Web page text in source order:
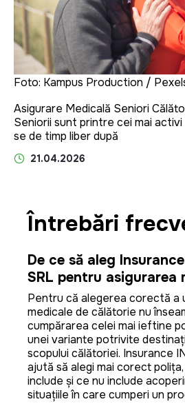
Foto: Kampus Production /
Asigurare Medicală Seniori
Seniorii sunt printre cei mai
se de timp liber după
21.04.2026
Întrebări
De ce să aleg
SRL pentru asigurarea
Pentru că alegerea corectă a
medicale de călătorie nu
cumpărarea celei mai ieftine
unei variante potrivite
scopului călătoriei. Insurance
ajută să alegi mai corect
include și ce nu include
situațiile în care cumperi un